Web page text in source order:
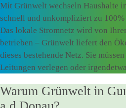
Mit Grünwelt wechseln Haushalte
schnell und unkompliziert zu 100%
Das lokale Stromnetz wird von
betrieben – Grünwelt liefert den
dieses bestehende Netz. Sie
Leitungen verlegen oder
Warum Grünwelt in